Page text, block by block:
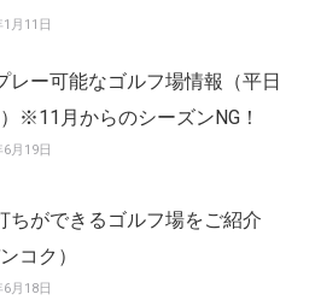
1月11日
レー可能なゴルフ場情報（平日
※11月からのシーズンNG！
6月19日
ちができるゴルフ場をご紹介
コク）
6月18日